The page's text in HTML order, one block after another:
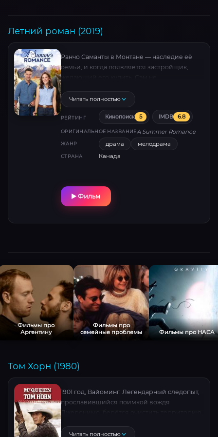
Летний роман (2019)
Ранчо Саманты в Монтане — наследие её
семьи, и когда появляется застройщик,
завоевать её доверие и ранчо, Сэм
осознаёт, что он может завоевать и её
сердце.
Читать полностью
РЕЙТИНГ Кинопоиск 5 IMDB 6.8
ОРИГИНАЛЬНОЕ НАЗВАНИЕA Summer Romance
ЖАНР драма мелодрама
СТРАНА Канада
Фильм
Фильмы про
Аргентину
Фильмы про
семейные проблемы
Фильмы про НАСА
Том Хорн (1980)
1901 год, Вайоминг. Легендарный следопыт,
прославившийся поимкой вождя
эффективность пугает тех, кто его нанял.
Читать полностью